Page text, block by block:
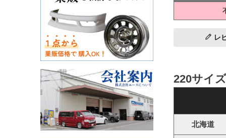
レ
220サイ
北海道